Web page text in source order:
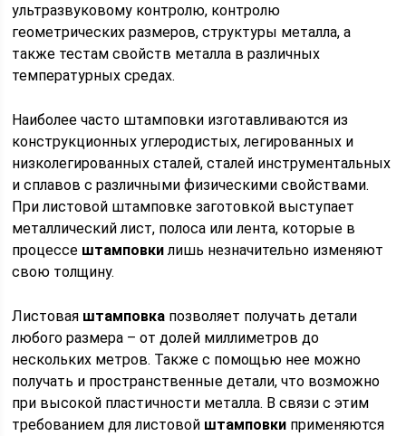
ультразвуковому контролю, контролю
геометрических размеров, структуры металла, а
также тестам свойств металла в различных
температурных средах.
Наиболее часто штамповки изготавливаются из
конструкционных углеродистых, легированных и
низколегированных сталей, сталей инструментальных
и сплавов с различными физическими свойствами.
При листовой штамповке заготовкой выступает
металлический лист, полоса или лента, которые в
процессе штамповкилишь незначительно изменяют
свою толщину.
Листовая штамповка позволяет получать детали
любого размера – от долей миллиметров до
нескольких метров. Также с помощью нее можно
получать и пространственные детали, что возможно
при высокой пластичности металла. В связи с этим
требованием для листовой штамповки применяются